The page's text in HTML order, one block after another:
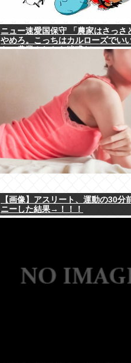
ニュー速愛国保守 「農家はさっさ
やめろ。こっちはカルローズでい
ら。農業されたら迷惑だ」
【画像】アスリート、運動の30分
ニーした結果→！！！